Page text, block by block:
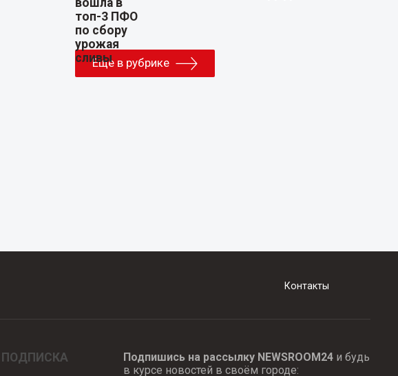
Еще в рубрике
Контакты
ПОДПИСКА Подпишись на рассылку NEWSROOM24и будь
в курсе новостей в своём городе: